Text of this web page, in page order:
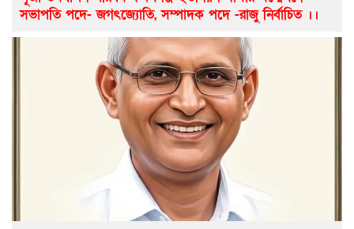
সভাপতি পদে- জগৎজ্যোতি, সম্পাদক পদে -রাজু নির্বাচিত ।।